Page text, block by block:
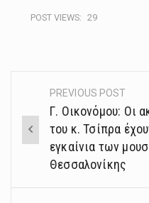
POST VIEWS: 29
Post
navigation
PREVIOUS POST
Γ. Οικονόμου: Οι
του κ. Τσίπρα
εγκαίνια των
Θεσσαλονίκης